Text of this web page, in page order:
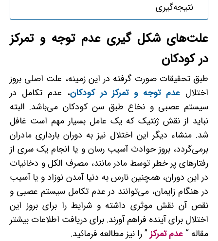
نتیجه‌گیری
علت‌های شکل گیری عدم توجه و تمرکز
در کودکان
طبق تحقیقات صورت گرفته در این زمینه، علت اصلی بروز
اختلال عدم توجه و تمرکز در کودکان، عدم تکامل در
سیستم عصبی و نخاع طبق سن کودکان می‌باشد. البته
نباید از نقش ژنتیک که یک عامل بسیار مهم است غافل
شد. منشاء دیگر این اختلال نیز به دوران بارداری مادران
برمی‌گردد، بروز حوادث آسیب ­رسان و یا انجام یک سری از
رفتارهای پر خطر توسط مادر مانند، مصرف الکل و دخانیات
در این دوران، همچنین نارس به دنیا آمدن نوزاد و یا آسیب
در هنگام زایمان، می‌توانند در عدم تکامل سیستم عصبی و
نقص آن نقش موثری داشته و شرایط را برای بروز این
اختلال برای آینده فراهم آورند. برای دریافت اطلاعات بیشتر
مقاله “ عدم تمرکز ” را نیز مطالعه فرمائید.